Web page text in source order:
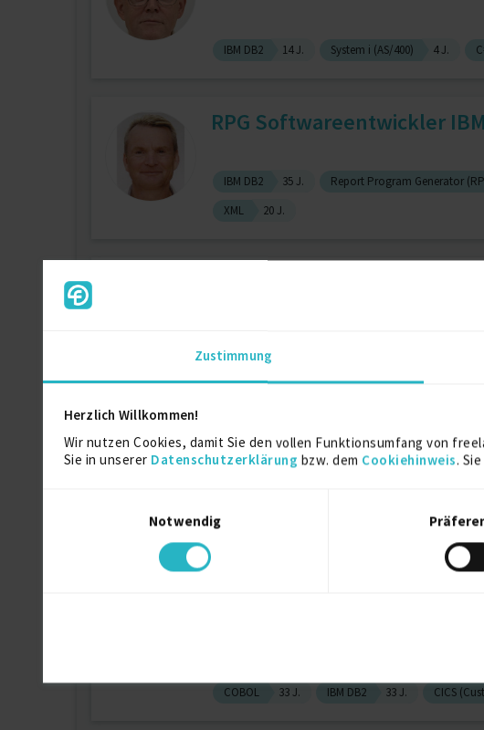
Zustimmung
Herzlich Willkommen!
Wir nutzen Cookies, damit Sie den vollen Funktionsumfang von
Sie in unserer Datenschutzerklärung bzw. dem Cookiehinweis.
Notwendig
IBM DB2 14 J. System i (AS/400) 4 J.
RPG Softwareentwickler
IBM DB2 35 J. Report Program Generator
XML
20 J.
IBM Middleware Spezialist,
Ibm Websphere Mq 17 J.
COBOL 33 J. IBM DB2 33 J. CICS